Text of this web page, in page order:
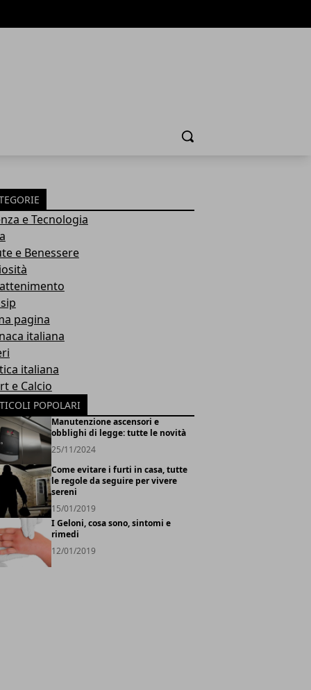
Cerca
e Tecnologia
e Benessere
pagina
italiana
italiana
e Calcio
POPOLARI
Manutenzione ascensori e
obblighi di legge: tutte le novità
25/11/2024
Come evitare i furti in casa, tutte
le regole da seguire per vivere
sereni
15/01/2019
I Geloni, cosa sono, sintomi e
rimedi
12/01/2019